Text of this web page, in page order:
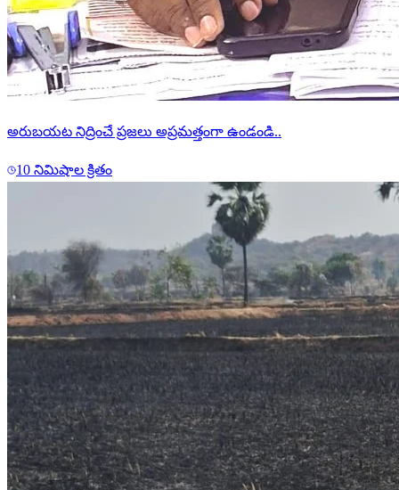
అరుబయట నిద్రించే ప్రజలు అప్రమత్తంగా ఉండండి..
10 నిమిషాల క్రితం